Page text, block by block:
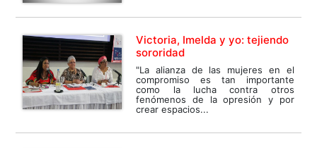
Victoria, Imelda y yo: tejiendo
sororidad
"La alianza de las mujeres en el
compromiso es tan importante
como la lucha contra otros
fenómenos de la opresión y por
crear espacios...